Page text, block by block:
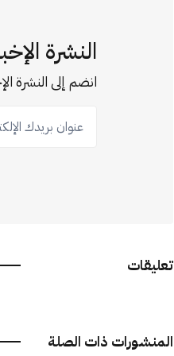
النشرة
انضم إلى النشرة
عنوان بريدك
تعليقات
المنشورات ذات الصلة